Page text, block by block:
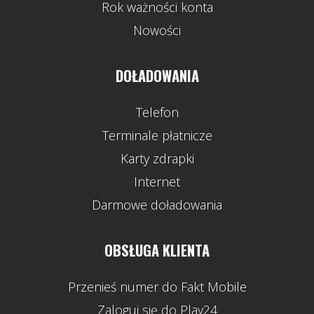
Rok ważności konta
Nowości
DOŁADOWANIA
Telefon
Terminale płatnicze
Karty zdrapki
Internet
Darmowe doładowania
OBSŁUGA KLIENTA
Przenieś numer do Fakt Mobile
Zaloguj się do Play24